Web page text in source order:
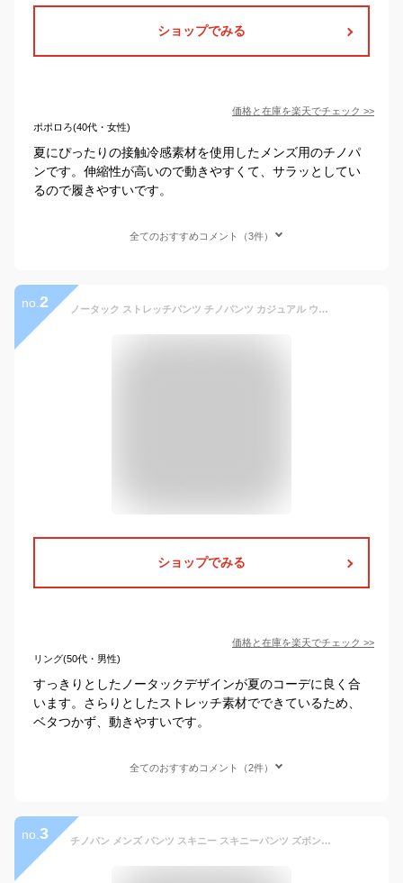
ショップでみる
価格と在庫を楽天でチェック >>
ポポロろ(40代・女性)
夏にぴったりの接触冷感素材を使用したメンズ用のチノパ
ンです。伸縮性が高いので動きやすくて、サラッとしてい
るので履きやすいです。
全てのおすすめコメント（3件）
no. 2 ノータック ストレッチパンツ チノパンツ カジュアル ウォッシャブル オールシーズン 春夏秋冬 裾上げ済(股下68cm/73cm) コットン混 メンズ ライトベージュ ネイビー キャメル クールビズ 綿33%/ポリエステル64%/ポリウレタン3%
ショップでみる
価格と在庫を楽天でチェック >>
リング(50代・男性)
すっきりとしたノータックデザインが夏のコーデに良く合
います。さらりとしたストレッチ素材でできているため、
ベタつかず、動きやすいです。
全てのおすすめコメント（2件）
no. 3 チノパン メンズ パンツ スキニー スキニーパンツ ズボン 夏 40代 50代 メンズパンツ ストレッチ 接触冷感 ストレッチパンツ スリム 細身 スリムパンツ 用 ブラック 黒 白 チノ スリムフィット 涼しい 冷感 夏用 ファッション メンズファッション